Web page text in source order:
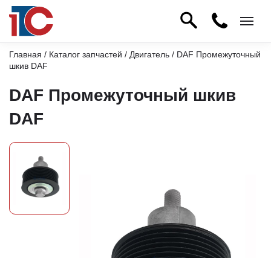
Главная / Каталог запчастей / Двигатель / DAF Промежуточный
шкив DAF
DAF Промежуточный шкив
DAF